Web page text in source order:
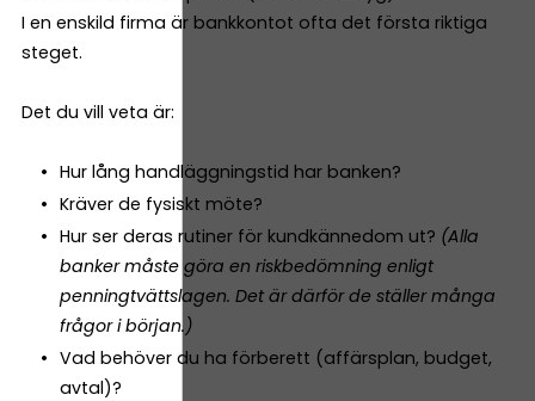
I en enskild firma är bankkontot ofta det första riktiga
steget.
Det du vill veta är:
Hur lång handläggningstid har banken?
Kräver de fysiskt möte?
Hur ser deras rutiner för kundkännedom ut? (Alla
banker måste göra en riskbedömning enligt
penningtvättslagen. Det är därför de ställer många
frågor i början.)
Vad behöver du ha förberett (affärsplan, budget,
avtal)?